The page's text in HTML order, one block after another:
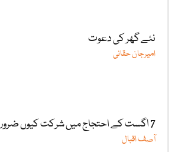
نئے گھر کی دعوت
امیرجان حقانی
7 اگست کے احتجاج میں شرکت کیوں ضروری ہے؟
آصف اقبال